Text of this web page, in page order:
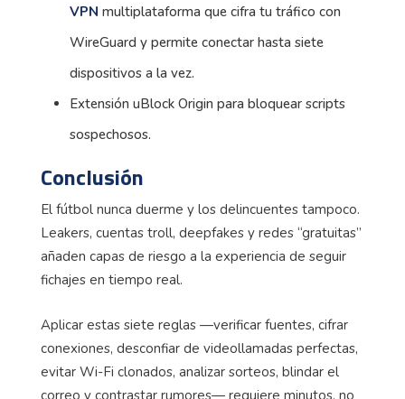
VPN multiplataforma que cifra tu tráfico con
WireGuard y permite conectar hasta siete
dispositivos a la vez.
Extensión uBlock Origin para bloquear scripts
sospechosos.
Conclusión
El fútbol nunca duerme y los delincuentes tampoco.
Leakers, cuentas troll, deepfakes y redes “gratuitas”
añaden capas de riesgo a la experiencia de seguir
fichajes en tiempo real.
Aplicar estas siete reglas —verificar fuentes, cifrar
conexiones, desconfiar de videollamadas perfectas,
evitar Wi-Fi clonados, analizar sorteos, blindar el